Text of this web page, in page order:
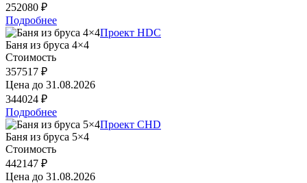
252080 ₽
Подробнее
Проект HDC
Баня из бруса 4×4
Стоимость
357517 ₽
Цена до 31.08.2026
344024 ₽
Подробнее
Проект CHD
Баня из бруса 5×4
Стоимость
442147 ₽
Цена до 31.08.2026